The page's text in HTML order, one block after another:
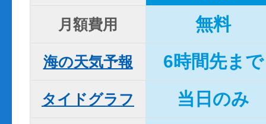
月額費用 無料
海の天気予報 6時間先まで
タイドグラフ 当日のみ